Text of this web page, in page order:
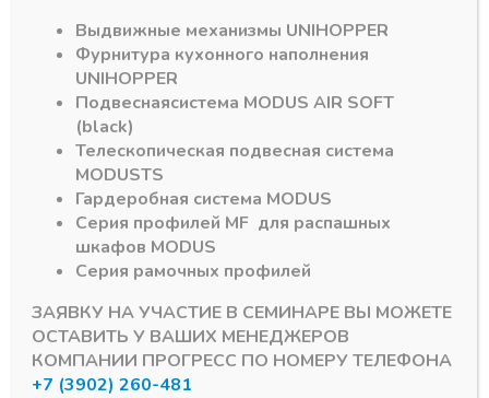
(стандартное плечо)
В наличии лишь 1
1137,87₽
Артикул: 373.66.500
алюм. рамочному
фасаду
38,90₽
Подпишитесь на рассылку акций
Выдвижные механизмы UNIHOPPER
Фурнитура кухонного наполнения
UNIHOPPER
Подвеснаясистема MODUS AIR SOFT
(black)
Телескопическая подвесная система
MODUSTS
Гардеробная система MODUS
Серия профилей MF для распашных
шкафов MODUS
Серия рамочных профилей
ЗАЯВКУ НА УЧАСТИЕ В СЕМИНАРЕ ВЫ МОЖЕТЕ
ОСТАВИТЬ У ВАШИХ МЕНЕДЖЕРОВ
КОМПАНИИ ПРОГРЕСС ПО НОМЕРУ ТЕЛЕФОНА
+7 (3902) 260-481